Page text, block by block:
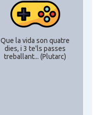
Que la vida son quatre
dies, i 3 te'ls passes
treballant... (Plutarc)